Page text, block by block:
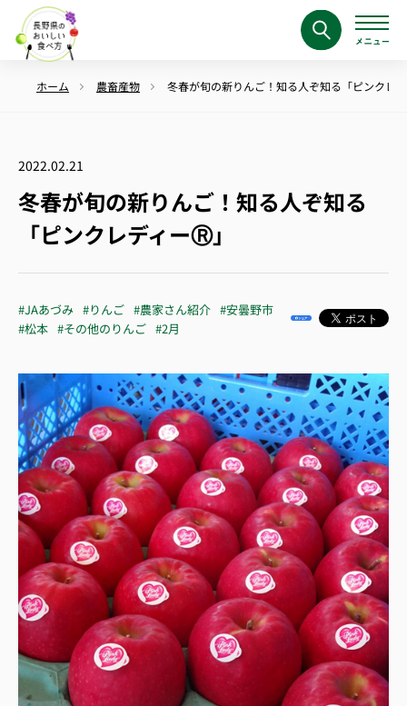
ホーム 農畜産物 冬春が旬の新りんご！知る人ぞ知る「ピンクレ
2022.02.21
冬春が旬の新りんご！知る人ぞ知る
「ピンクレディーⓇ」
#JAあづみ #りんご #農家さん紹介 #安曇野市
#松本 #その他のりんご #2月